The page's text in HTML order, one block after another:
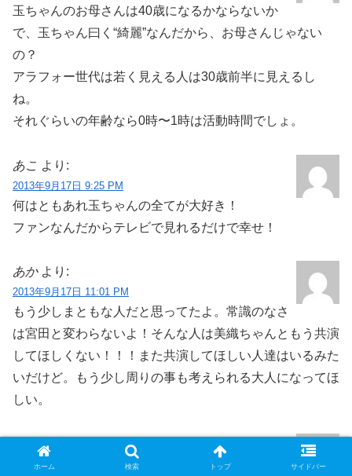
玉ちゃんのお母さんは40歳になるかならないか
で、玉ちゃん曰く“綺麗”なんだから、お母さんじゃない
の？
アラフォー世代は若く見える人は30歳前半に見えるし
ね。
それぐらいの年齢なら0時〜1時は活動時間でしょ。
あこ より:
2013年9月17日 9:25 PM
何はともあれ玉ちゃんの全てが大好き！
ファンなんだからテレビで見れるだけで幸せ！
あか より:
2013年9月17日 11:01 PM
もう少しまともな人だと思ってたよ。常識のなさ
は宮田と変わらないよ！そんな人は美織ちゃんともう共演
してほしくない！！！また共演してほしい人達はいるみた
いだけど。もう少し周りの事も考えられる大人になってほ
しい。
より:
2013年9月17日 11:27 PM
ホーム 検索 トップ サイドバー